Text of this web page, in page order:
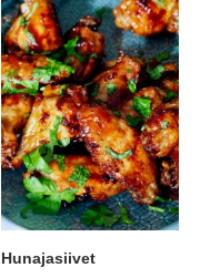
Hunajasiivet